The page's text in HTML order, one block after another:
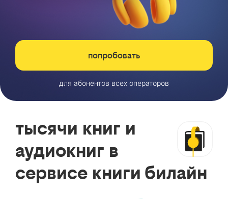
попробовать
для абонентов всех операторов
тысячи книг и
аудиокниг в
сервисе книги билайн